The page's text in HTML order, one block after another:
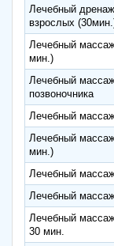
Лечебный
взрослых
Лечебный
мин.)
Лечебный
позвоночника
Лечебный
Лечебный
мин.)
Лечебный
Лечебный
Лечебный
30 мин.